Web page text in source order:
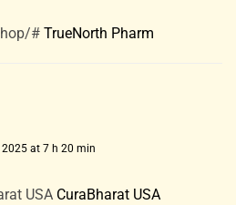
# TrueNorth Pharm
at 7 h 20 min
USA CuraBharat USA